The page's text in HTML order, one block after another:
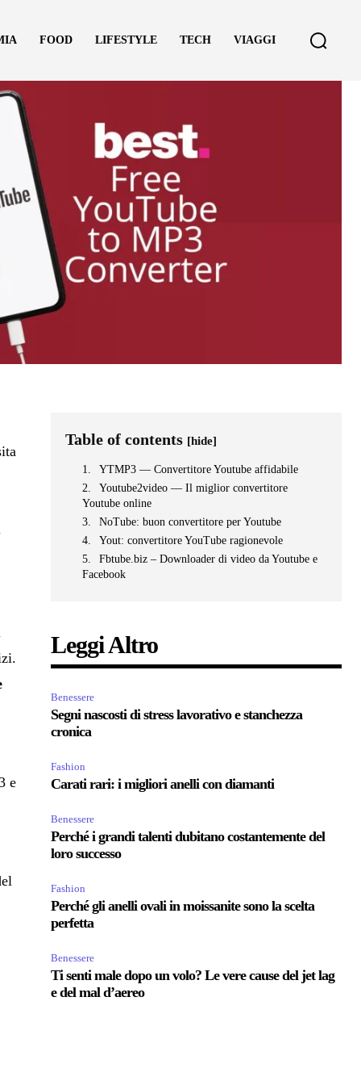
FOOD LIFESTYLE TECH VIAGGI
e
Table of contents [hide]
YTMP3 — Convertitore Youtube affidabile
Youtube2video — Il miglior convertitore
Youtube online
NoTube: buon convertitore per Youtube
Yout: convertitore YouTube ragionevole
Fbtube.biz – Downloader di video da Youtube e
Facebook
Leggi Altro
Benessere
Segni nascosti di stress lavorativo e stanchezza
cronica
Fashion
Carati rari: i migliori anelli con diamanti
Benessere
Perché i grandi talenti dubitano costantemente del
loro successo
Fashion
Perché gli anelli ovali in moissanite sono la scelta
perfetta
Benessere
Ti senti male dopo un volo? Le vere cause del jet lag
e del mal d’aereo